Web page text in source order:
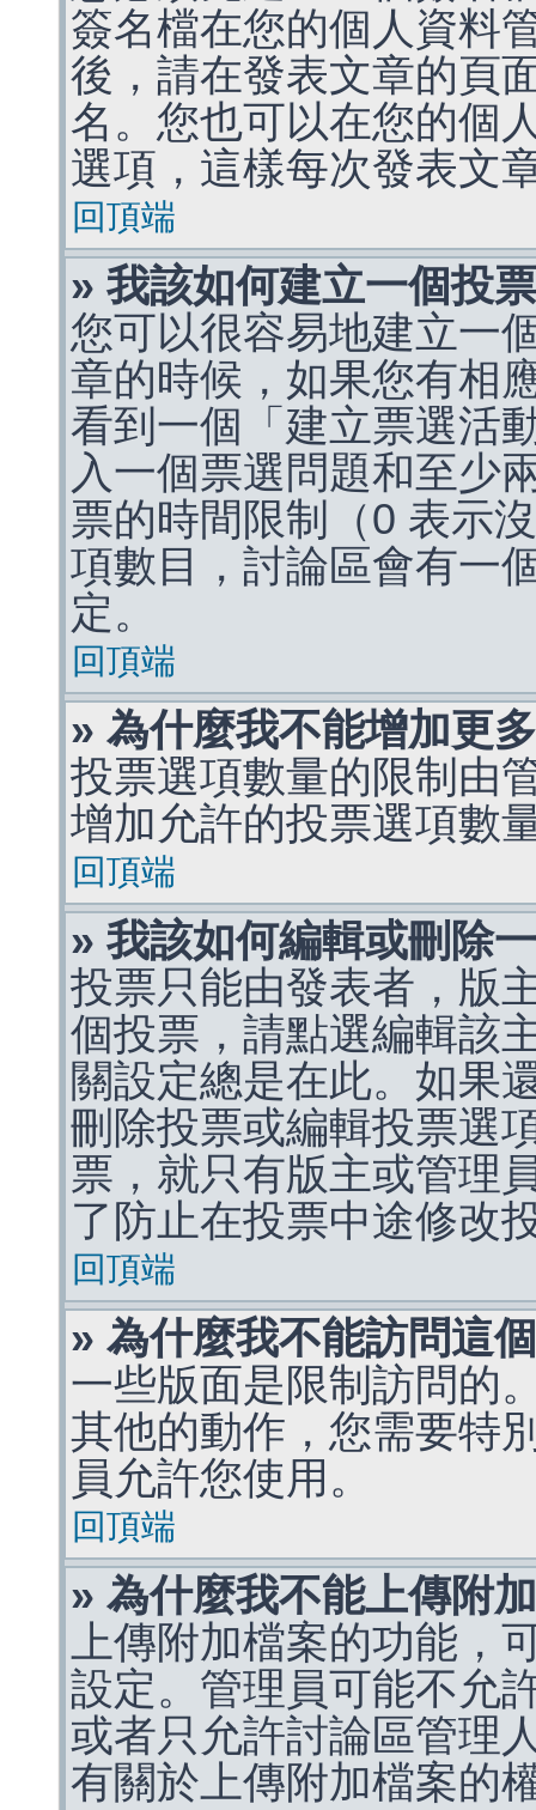
簽名檔在您的個人資料
後，請在發表文章的頁
名。您也可以在您的個
選項，這樣每次發表文
回頂端
» 我該如何建立一個投
您可以很容易地建立一
章的時候，如果您有相
看到一個「建立票選活
入一個票選問題和至少
票的時間限制（0 表示
項數目，討論區會有一
定。
回頂端
» 為什麼我不能增加更
投票選項數量的限制由
增加允許的投票選項數
回頂端
» 我該如何編輯或刪除
投票只能由發表者，版
個投票，請點選編輯該
關設定總是在此。如果
刪除投票或編輯投票選
票，就只有版主或管理
了防止在投票中途修改
回頂端
» 為什麼我不能訪問這
一些版面是限制訪問的
其他的動作，您需要特
員允許您使用。
回頂端
» 為什麼我不能上傳附
上傳附加檔案的功能，
設定。管理員可能不允
或者只允許討論區管理
有關於上傳附加檔案的